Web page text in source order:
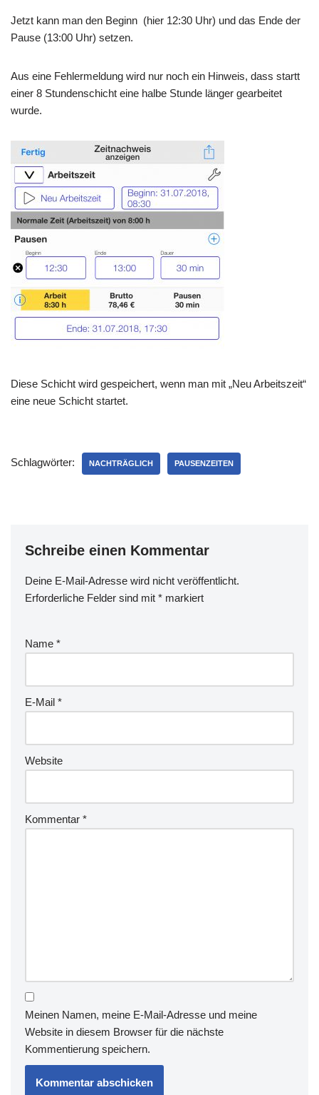
Jetzt kann man den Beginn (hier 12:30 Uhr) und das Ende der
Pause (13:00 Uhr) setzen.
Aus eine Fehlermeldung wird nur noch ein Hinweis, dass startt
einer 8 Stundenschicht eine halbe Stunde länger gearbeitet
wurde.
Diese Schicht wird gespeichert, wenn man mit „Neu Arbeitszeit“
eine neue Schicht startet.
Schlagwörter: NACHTRÄGLICH PAUSENZEITEN
Schreibe einen Kommentar
Deine E-Mail-Adresse wird nicht veröffentlicht.
Erforderliche Felder sind mit * markiert
Name *
E-Mail *
Website
Kommentar *
Meinen Namen, meine E-Mail-Adresse und meine
Website in diesem Browser für die nächste
Kommentierung speichern.